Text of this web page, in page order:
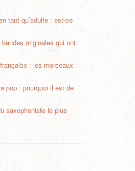
tant qu’adulte : est-ce
originales qui ont
: les morceaux
pop : pourquoi il est de
saxophoniste le plus